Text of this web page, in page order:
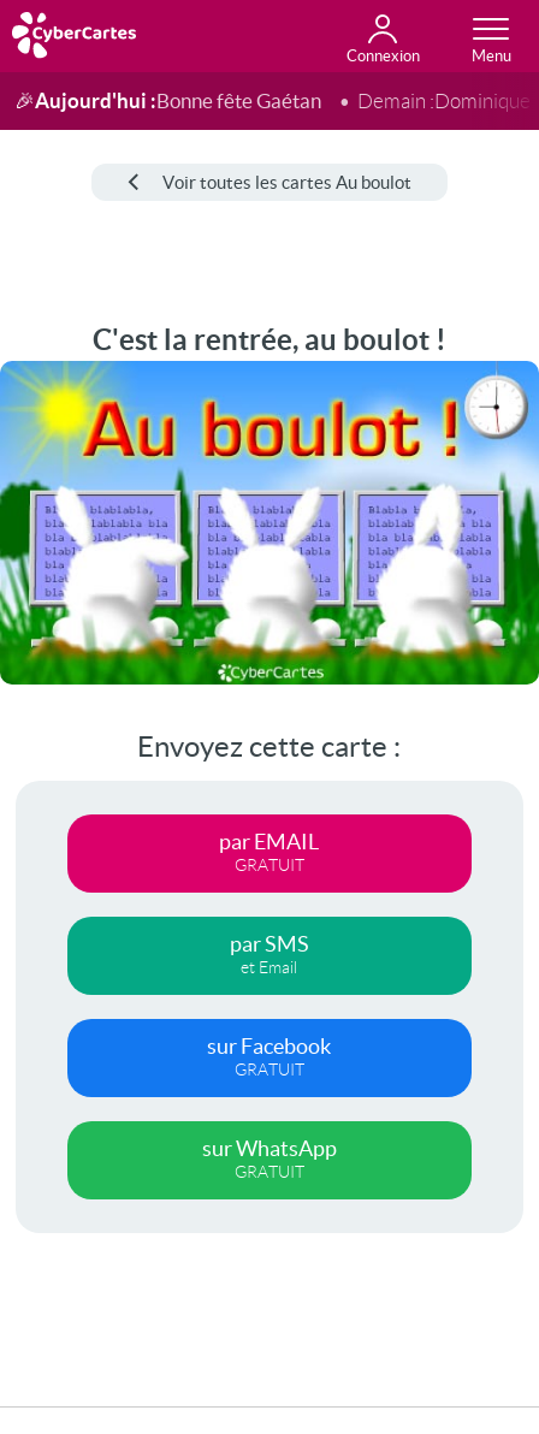
Connexion
Anniversaire
Fête du jour
Amour
Amitié
Merci
Toutes les cartes
🎉Aujourd'hui :Bonne fête Gaétan Demain :Dominique
Voir toutes les cartes Au boulot
C'est la rentrée, au boulot !
Envoyez cette carte :
par EMAIL
GRATUIT
par SMS
et Email
sur Facebook
GRATUIT
sur WhatsApp
GRATUIT